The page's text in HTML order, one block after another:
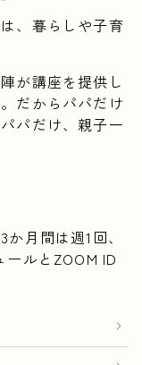
、暮らしや子育
が講座を提供し
だからパパだけ
パだけ、親子一
月間は週1回、
ルとZOOM ID